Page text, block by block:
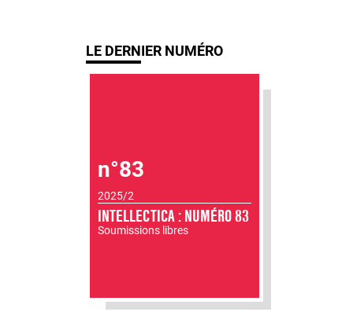
LE DERNIER NUMÉRO
n°83
2025/2
INTELLECTICA : NUMÉRO 83
Soumissions libres